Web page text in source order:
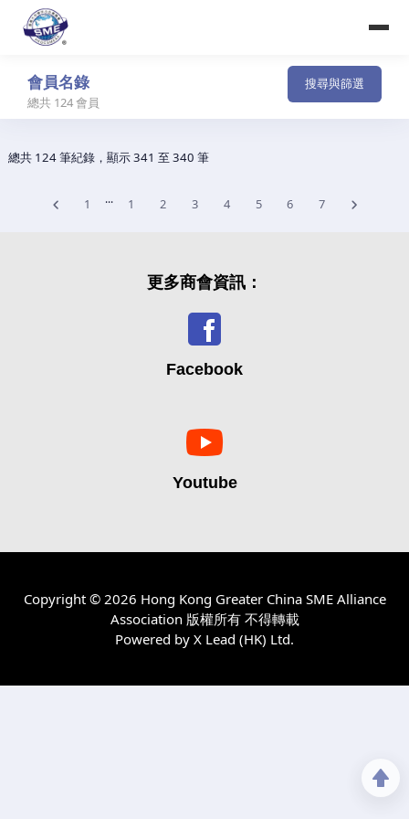
香港大中華中小企業商會
Hong Kong Greater China SME Alliance Association
會員名錄
總共 124會員
搜尋與篩選
總共 124 筆紀錄，顯示 341 至 340 筆
1 ... 1 2 3 4 5 6 7
更多商會資訊：
Facebook
Youtube
Copyright © 2026 Hong Kong Greater China SME Alliance
Association 版權所有 不得轉載
Powered by X Lead (HK) Ltd.